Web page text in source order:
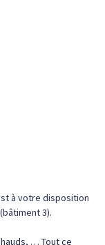
à votre disposition
3).
… Tout ce